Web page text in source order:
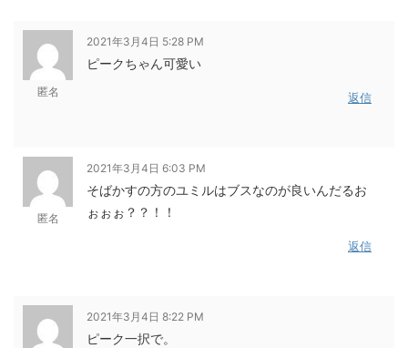
匿名
2021年3月4日 5:28 PM
ピークちゃん可愛い
返信
匿名
2021年3月4日 6:03 PM
そばかすの方のユミルはブスなのが良いんだるお
ぉぉぉ？？！！
返信
2021年3月4日 8:22 PM
ピーク一択で。